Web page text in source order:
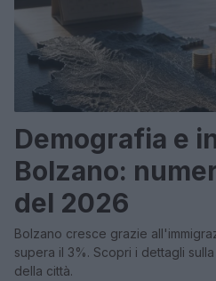
Demografia e
Bolzano:
del 2026
Bolzano cresce grazie
supera il 3%. Scopri i dettagli
della città.